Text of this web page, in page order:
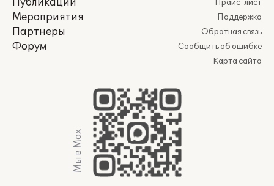
Публикации
Мероприятия
Партнеры
Форум
Прайс-лист
Поддержка
Обратная связь
Сообщить об ошибке
Карта сайта
Мы в Max